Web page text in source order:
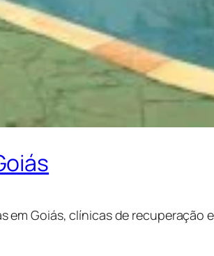
em Goiás, clínicas de recuperação